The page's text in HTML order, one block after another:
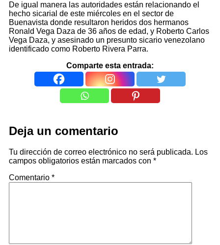
De igual manera las autoridades están relacionando el
hecho sicarial de este miércoles en el sector de
Buenavista donde resultaron heridos dos hermanos
Ronald Vega Daza de 36 años de edad, y Roberto Carlos
Vega Daza, y asesinado un presunto sicario venezolano
identificado como Roberto Rivera Parra.
Comparte esta entrada:
Deja un comentario
Tu dirección de correo electrónico no será publicada. Los
campos obligatorios están marcados con *
Comentario *